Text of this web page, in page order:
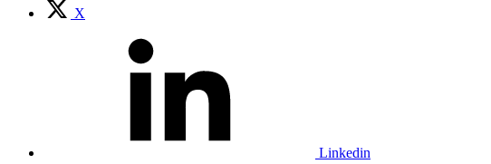
X
Linkedin